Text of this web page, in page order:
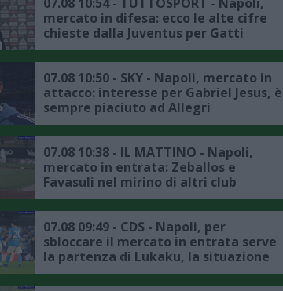
mercato in difesa: ecco le alte cifre
chieste dalla Juventus per Gatti
07.08 10:50 - SKY - Napoli, mercato in
attacco: interesse per Gabriel Jesus, è
sempre piaciuto ad Allegri
07.08 10:38 - IL MATTINO - Napoli,
mercato in entrata: Zeballos e
Favasuli nel mirino di altri club
07.08 09:49 - CDS - Napoli, per
sbloccare il mercato in entrata serve
la partenza di Lukaku, la situazione